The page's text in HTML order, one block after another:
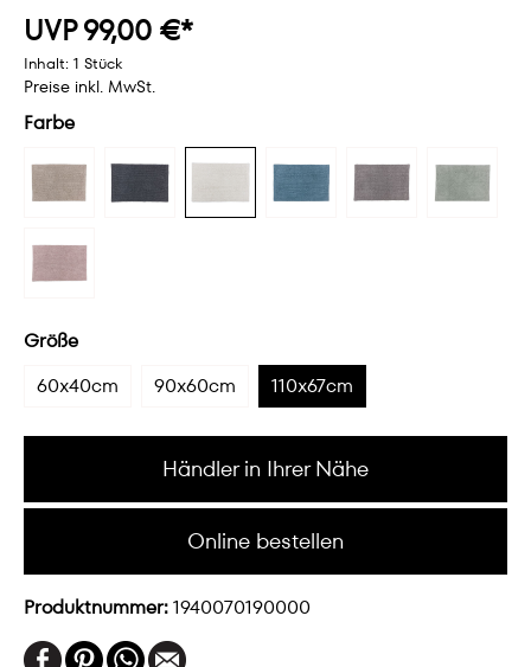
UVP 99,00 €*
Inhalt: 1 Stück
Preise inkl. MwSt.
Farbe
Größe
60x40cm
90x60cm 110x67cm
Händler in Ihrer Nähe
Online bestellen
Produktnummer:1940070190000